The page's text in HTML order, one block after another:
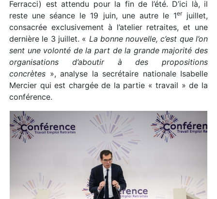
Ferracci) est attendu pour la fin de l’été. D’ici là, il
reste une séance le 19 juin, une autre le 1erjuillet,
consacrée exclusivement à l’atelier retraites, et une
dernière le 3 juillet. « La bonne nouvelle, c’est que l’on
sent une volonté de la part de la grande majorité des
organisations d’aboutir à des propositions
concrètes », analyse la secrétaire nationale Isabelle
Mercier qui est chargée de la partie « travail » de la
conférence.